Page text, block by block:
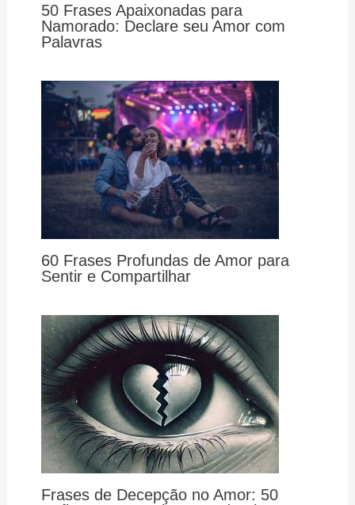
50 Frases Apaixonadas para
Namorado: Declare seu Amor com
Palavras
60 Frases Profundas de Amor para
Sentir e Compartilhar
Frases de Decepção no Amor: 50